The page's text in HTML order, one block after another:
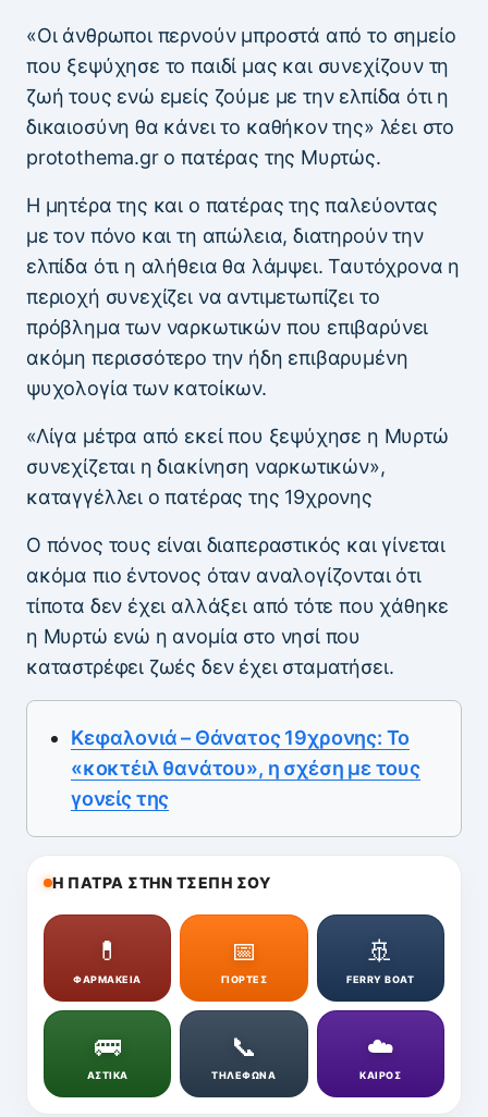
«Οι άνθρωποι περνούν μπροστά από το σημείο
που ξεψύχησε το παιδί μας και συνεχίζουν τη
ζωή τους ενώ εμείς ζούμε με την ελπίδα ότι η
δικαιοσύνη θα κάνει το καθήκον της» λέει στο
protothema.gr ο πατέρας της Μυρτώς.
Η μητέρα της και ο πατέρας της παλεύοντας
με τον πόνο και τη απώλεια, διατηρούν την
ελπίδα ότι η αλήθεια θα λάμψει. Ταυτόχρονα η
περιοχή συνεχίζει να αντιμετωπίζει το
πρόβλημα των ναρκωτικών που επιβαρύνει
ακόμη περισσότερο την ήδη επιβαρυμένη
ψυχολογία των κατοίκων.
«Λίγα μέτρα από εκεί που ξεψύχησε η Μυρτώ
συνεχίζεται η διακίνηση ναρκωτικών»,
καταγγέλλει ο πατέρας της 19χρονης
Ο πόνος τους είναι διαπεραστικός και γίνεται
ακόμα πιο έντονος όταν αναλογίζονται ότι
τίποτα δεν έχει αλλάξει από τότε που χάθηκε
η Μυρτώ ενώ η ανομία στο νησί που
καταστρέφει ζωές δεν έχει σταματήσει.
Κεφαλονιά – Θάνατος 19χρονης: Το
«κοκτέιλ θανάτου», η σχέση με τους
γονείς της
Η ΠΑΤΡΑ ΣΤΗΝ ΤΣΕΠΗ ΣΟΥ
💊
ΦΑΡΜΑΚΕΙΑ
📅
ΓΙΟΡΤΕΣ
🚢
FERRY BOAT
🚌
ΑΣΤΙΚΑ
📞
ΤΗΛΕΦΩΝΑ
☁️
ΚΑΙΡΟΣ